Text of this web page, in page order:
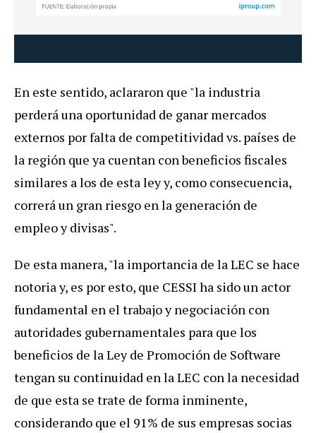
En este sentido, aclararon que "la industria
perderá una oportunidad de ganar mercados
externos por falta de competitividad vs. países de
la región que ya cuentan con beneficios fiscales
similares a los de esta ley y, como consecuencia,
correrá un gran riesgo en la generación de
empleo y divisas".
De esta manera, "la importancia de la LEC se hace
notoria y, es por esto, que CESSI ha sido un actor
fundamental en el trabajo y negociación con
autoridades gubernamentales para que los
beneficios de la Ley de Promoción de Software
tengan su continuidad en la LEC con la necesidad
de que esta se trate de forma inminente,
considerando que el 91% de sus empresas socias